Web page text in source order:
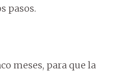
pasos.
meses, para que la